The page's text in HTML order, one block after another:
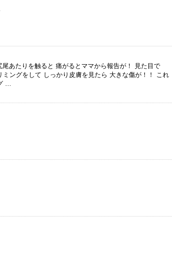
あたりを触ると 痛がるとママから報告が！ 見た目で
ミングをして しっかり皮膚を見たら 大きな傷が！！ これ
…